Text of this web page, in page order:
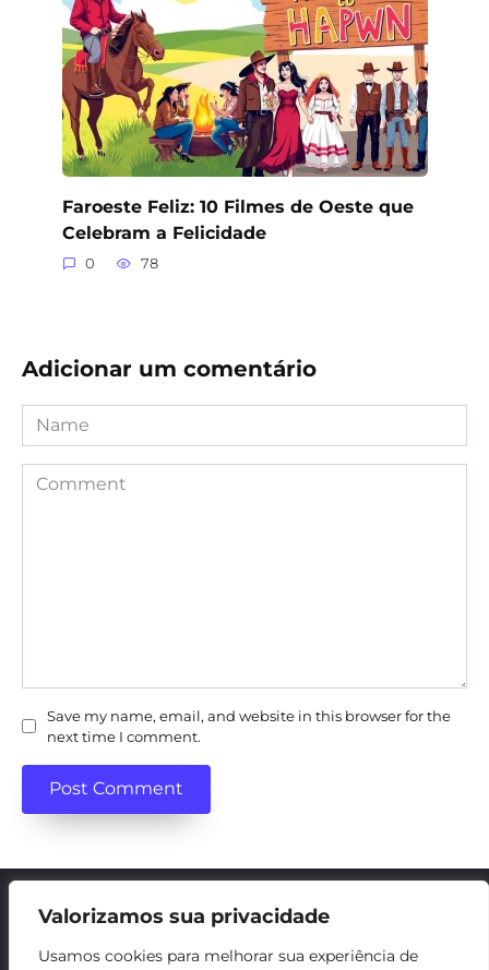
Valorizamos sua privacidade
Usamos cookies para melhorar sua experiência de
Faroeste Feliz: 10 Filmes de Oeste que
Celebram a Felicidade
0 78
Adicionar um comentário
Name
Comment
Save my name, email, and website in this browser for the
next time I comment.
Política de Cookies